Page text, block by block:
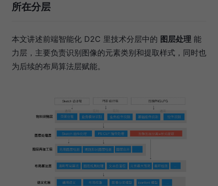
所在分层
本文讲述前端智能化 D2C 里技术分层中的 图层处理 能
力层，主要负责识别图像的元素类别和提取样式，同时也
为后续的布局算法层赋能。